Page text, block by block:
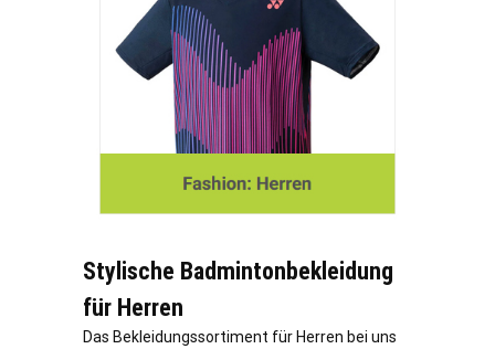
Stylische Badmintonbekleidung
für Herren
Das Bekleidungssortiment für Herren bei uns